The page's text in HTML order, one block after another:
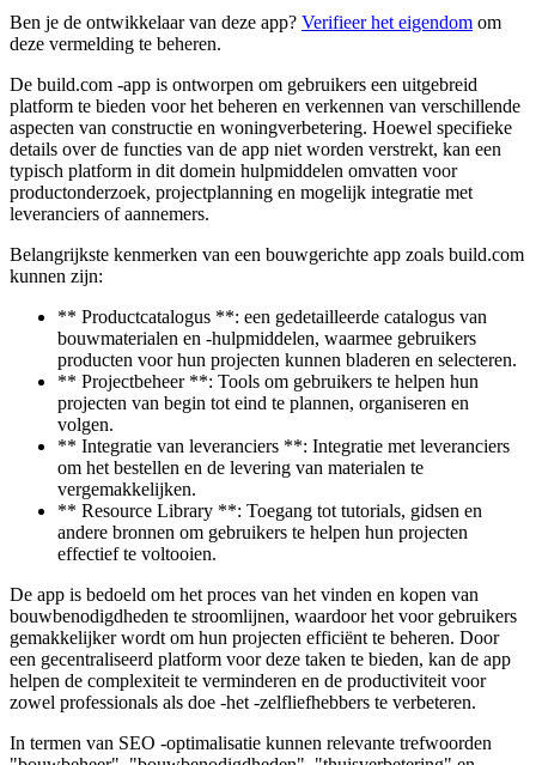
Ben je de ontwikkelaar van deze app? Verifieer het eigendom om
deze vermelding te beheren.
De build.com -app is ontworpen om gebruikers een uitgebreid
platform te bieden voor het beheren en verkennen van verschillende
aspecten van constructie en woningverbetering. Hoewel specifieke
details over de functies van de app niet worden verstrekt, kan een
typisch platform in dit domein hulpmiddelen omvatten voor
productonderzoek, projectplanning en mogelijk integratie met
leveranciers of aannemers.
Belangrijkste kenmerken van een bouwgerichte app zoals build.com
kunnen zijn:
** Productcatalogus **: een gedetailleerde catalogus van
bouwmaterialen en -hulpmiddelen, waarmee gebruikers
producten voor hun projecten kunnen bladeren en selecteren.
** Projectbeheer **: Tools om gebruikers te helpen hun
projecten van begin tot eind te plannen, organiseren en
volgen.
** Integratie van leveranciers **: Integratie met leveranciers
om het bestellen en de levering van materialen te
vergemakkelijken.
** Resource Library **: Toegang tot tutorials, gidsen en
andere bronnen om gebruikers te helpen hun projecten
effectief te voltooien.
De app is bedoeld om het proces van het vinden en kopen van
bouwbenodigdheden te stroomlijnen, waardoor het voor gebruikers
gemakkelijker wordt om hun projecten efficiënt te beheren. Door
een gecentraliseerd platform voor deze taken te bieden, kan de app
helpen de complexiteit te verminderen en de productiviteit voor
zowel professionals als doe -het -zelfliefhebbers te verbeteren.
In termen van SEO -optimalisatie kunnen relevante trefwoorden